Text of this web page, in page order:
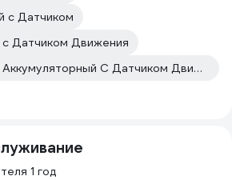
с Датчиком
Датчиком Движения
Фонарь Налобный Аккумуляторный С Датчиком Движения
1 год